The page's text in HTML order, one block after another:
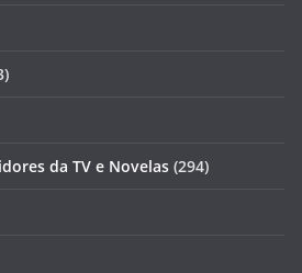
da TV e Novelas (294)